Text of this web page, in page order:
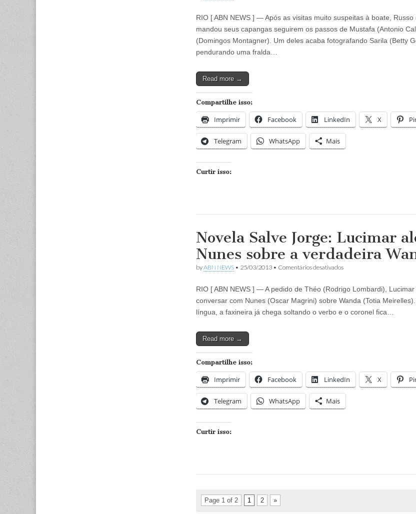
Jorge:
Russo
engana
na
casa
de
RIO [ ABN NEWS ] — Após as visitas muito suspeitas à boate, Russo
mandou seus capangas seguirem os passos de Mustafa (Antonio
(Domingos Montagner). Um deles acaba fotografando Sarila (Betty
pendurando uma fralda…
Read more →
Compartilhe isso:
Imprimir Facebook LinkedIn X
Telegram WhatsApp Mais
Curtir isso:
Novela Salve Jorge: Lucimar
Nunes sobre a verdadeira
byABN NEWS • 25/03/2013 • Comentários desativadosem
Jorge:
Lucimar
Nunes
RIO [ ABN NEWS ] — A pedido de Théo (Rodrigo Lombardi),
conversar com Nunes (Oscar Magrini) sobre Wanda (Totia
língua, a faxineira já chega soltando o verbo e o coronel fica…
Read more →
Compartilhe isso:
Imprimir Facebook LinkedIn X
Telegram WhatsApp Mais
Curtir isso:
Page 1 of 2 1 2 »